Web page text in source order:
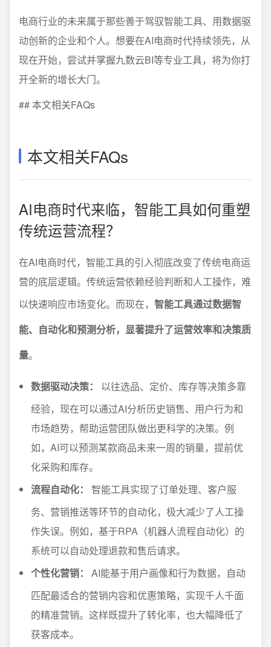
电商行业的未来属于那些善于驾驭智能工具、用数据驱
动创新的企业和个人。想要在AI电商时代持续领先，从
现在开始，尝试并掌握九数云BI等专业工具，将为你打
开全新的增长大门。
## 本文相关FAQs
本文相关FAQs
AI电商时代来临，智能工具如何重塑
传统运营流程？
在AI电商时代，智能工具的引入彻底改变了传统电商运
营的底层逻辑。传统运营依赖经验判断和人工操作，难
以快速响应市场变化。而现在， 智能工具通过数据智
能、自动化和预测分析，显著提升了运营效率和决策质
量。
数据驱动决策：
以往选品、定价、库存等决策多靠
经验，现在可以通过AI分析历史销售、用户行为和
市场趋势，帮助运营团队做出更科学的决策。例
如，AI可以预测某款商品未来一周的销量，提前优
化采购和库存。
流程自动化：
智能工具实现了订单处理、客户服
务、营销推送等环节的自动化，极大减少了人工操
作失误。例如，基于RPA（机器人流程自动化）的
系统可以自动处理退款和售后请求。
个性化营销：
AI能基于用户画像和行为数据，自动
匹配最适合的营销内容和优惠策略，实现千人千面
的精准营销。这样既提升了转化率，也大幅降低了
获客成本。